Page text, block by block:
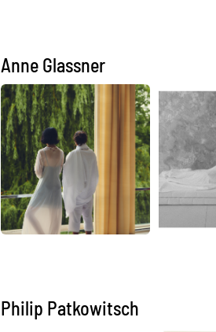
Anne Glassner
Philip Patkowitsch